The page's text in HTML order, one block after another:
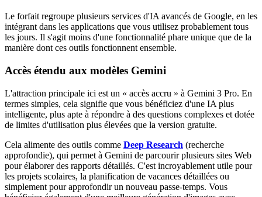
Le forfait regroupe plusieurs services d'IA avancés de Google, en les
intégrant dans les applications que vous utilisez probablement tous
les jours. Il s'agit moins d'une fonctionnalité phare unique que de la
manière dont ces outils fonctionnent ensemble.
Accès étendu aux modèles Gemini
L'attraction principale ici est un « accès accru » à Gemini 3 Pro. En
termes simples, cela signifie que vous bénéficiez d'une IA plus
intelligente, plus apte à répondre à des questions complexes et dotée
de limites d'utilisation plus élevées que la version gratuite.
Cela alimente des outils comme Deep Research (recherche
approfondie), qui permet à Gemini de parcourir plusieurs sites Web
pour élaborer des rapports détaillés. C'est incroyablement utile pour
les projets scolaires, la planification de vacances détaillées ou
simplement pour approfondir un nouveau passe-temps. Vous